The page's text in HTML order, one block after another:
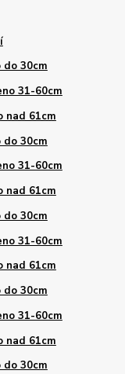
do 30cm
31-60cm
nad 61cm
do 30cm
31-60cm
nad 61cm
do 30cm
31-60cm
nad 61cm
do 30cm
31-60cm
nad 61cm
do 30cm